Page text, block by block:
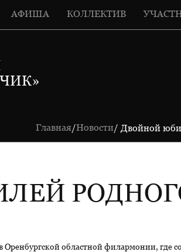
АФИША КОЛЛЕКТИВ
Главная/Новости/ Двойной
областной филармонии, где